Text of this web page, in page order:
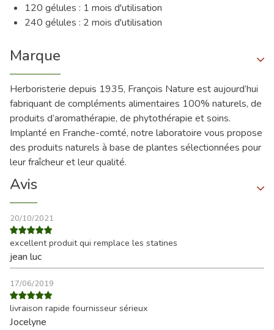
120 gélules : 1 mois d'utilisation
240 gélules : 2 mois d'utilisation
Marque
Herboristerie depuis 1935, François Nature est aujourd’hui
fabriquant de compléments alimentaires 100% naturels, de
produits d’aromathérapie, de phytothérapie et soins.
Implanté en Franche-comté, notre laboratoire vous propose
des produits naturels à base de plantes sélectionnées pour
leur fraîcheur et leur qualité.
Avis
20/10/2021
excellent produit qui remplace les statines
jean luc
17/06/2019
livraison rapide fournisseur sérieux
Jocelyne